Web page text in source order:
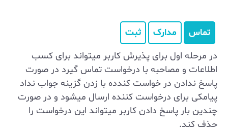
تماس مدارک
ثبت
در مرحله اول برای پذیرش کاربر میتواند برای کسب
اطلاعات و مصاحبه با درخواست تماس گیرد در صورت
پاسخ ندادن در خواست کندده با زدن گزینه جواب نداد
پیامکی برای درخواست کننده ارسال میشود و در صورت
چندین بار پاسخ دادن کاربر میتواند این درخواست را
حذف کند.